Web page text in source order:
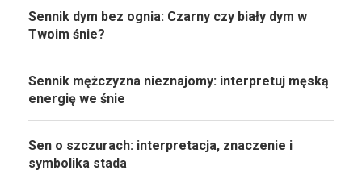
Sennik dym bez ognia: Czarny czy biały dym w
Twoim śnie?
Sennik mężczyzna nieznajomy: interpretuj męską
energię we śnie
Sen o szczurach: interpretacja, znaczenie i
symbolika stada